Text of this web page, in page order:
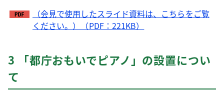
（会見で使用したスライド資料は、こちらをご覧
ください。）（PDF：221KB）
3 「都庁おもいでピアノ」の設置につい
て